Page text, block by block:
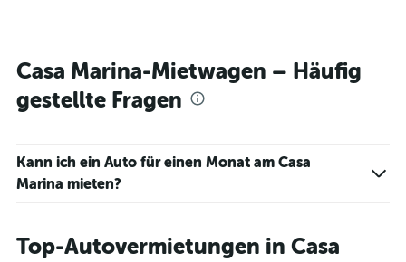
Casa Marina-Mietwagen – Häufig
gestellte Fragen
Kann ich ein Auto für einen Monat am Casa
Marina mieten?
Top-Autovermietungen in Casa